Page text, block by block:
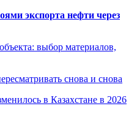
экспорта нефти через
выбор материалов,
снова и снова
в Казахстане в 2026